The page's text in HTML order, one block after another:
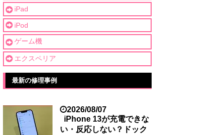
iPad
iPod
ゲーム機
エクスペリア
最新の修理事例
2026/08/07
iPhone 13が充電できな
い・反応しない？ドック